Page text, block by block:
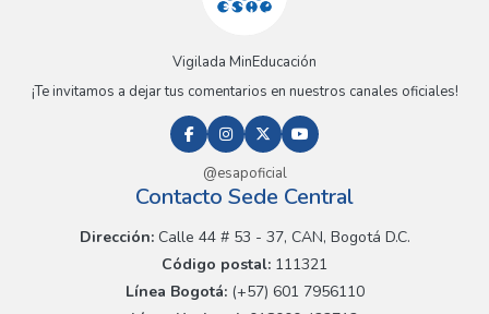
Vigilada MinEducación
¡Te invitamos a dejar tus comentarios en nuestros canales oficiales!
@esapoficial
Contacto Sede Central
Dirección:Calle 44 # 53 - 37, CAN, Bogotá D.C.
Código postal: 111321
Línea Bogotá:(+57) 601 7956110